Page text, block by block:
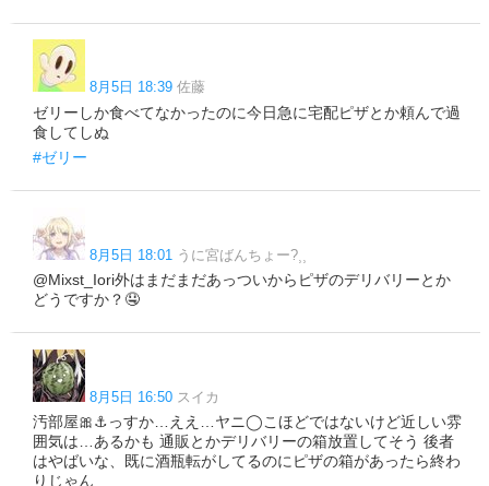
8月5日 18:39 佐藤
ゼリーしか食べてなかったのに今日急に宅配ピザとか頼んで過
食してしぬ
#ゼリー
8月5日 18:01 うに宮ばんちょー?⸒⸒
@Mixst_Iori外はまだまだあっついからピザのデリバリーとか
どうですか？🤤
8月5日 16:50 スイカ
汚部屋🎀⚓️っすか…ええ…ヤニ◯こほどではないけど近しい雰
囲気は…あるかも 通販とかデリバリーの箱放置してそう 後者
はやばいな、既に酒瓶転がしてるのにピザの箱があったら終わ
りじゃん